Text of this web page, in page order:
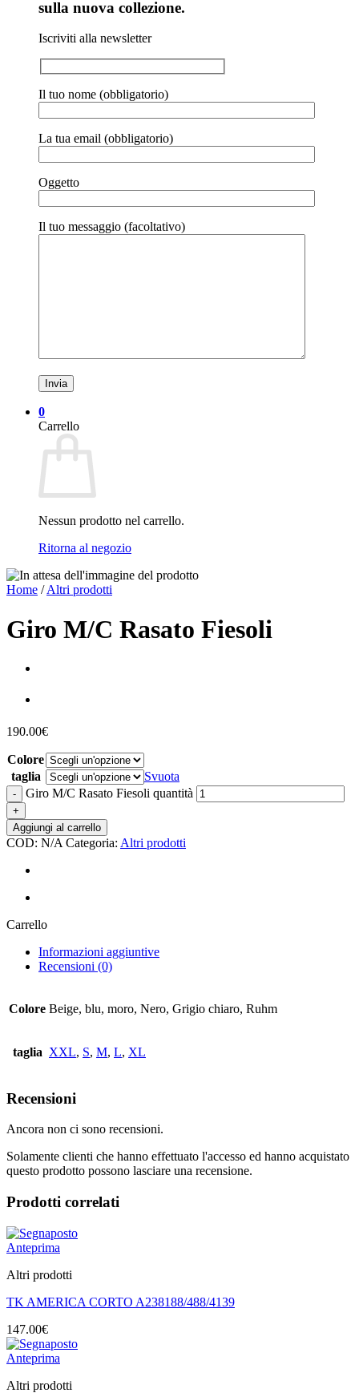
sulla nuova collezione.
Iscriviti alla newsletter
Il tuo nome (obbligatorio)
La tua email (obbligatorio)
Oggetto
Il tuo messaggio (facoltativo)
0
Carrello
Nessun prodotto nel carrello.
Ritorna al negozio
Home / Altri prodotti
Giro M/C Rasato Fiesoli
190.00€
Colore
taglia
Svuota
Giro M/C Rasato Fiesoli quantità
Aggiungi al carrello
COD: N/A Categoria: Altri prodotti
Carrello
Informazioni aggiuntive
Recensioni (0)
Colore Beige, blu, moro, Nero, Grigio chiaro, Ruhm
taglia XXL, S, M, L, XL
Recensioni
Ancora non ci sono recensioni.
Solamente clienti che hanno effettuato l'accesso ed hanno acquistato
questo prodotto possono lasciare una recensione.
Prodotti correlati
Anteprima
Altri prodotti
TK AMERICA CORTO A238188/488/4139
147.00€
Anteprima
Altri prodotti